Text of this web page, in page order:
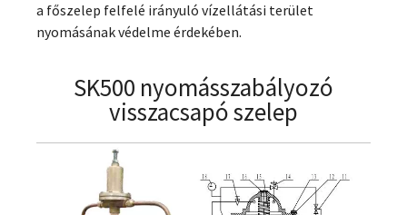
a főszelep felfelé irányuló vízellátási terület
nyomásának védelme érdekében.
SK500 nyomásszabályozó
visszacsapó szelep